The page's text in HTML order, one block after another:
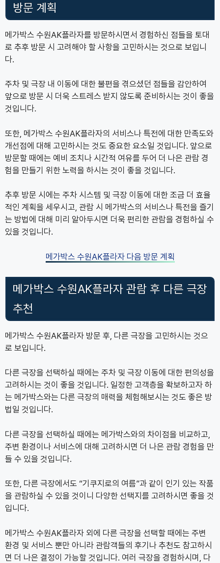
방문 계획
메가박스 수원AK플라자를 방문하시면서 경험하신 점들을 토대
로 추후 방문 시 고려해야 할 사항을 고민하시는 것으로 보입니
다.
주차 및 극장 내 이동에 대한 불편을 겪으셨던 점들을 감안하여
앞으로 방문 시 더욱 스트레스 받지 않도록 준비하시는 것이 좋을
것입니다.
또한, 메가박스 수원AK플라자의 서비스나 특전에 대한 만족도와
개선점에 대해 고민하시는 것도 중요한 요소일 것입니다. 앞으로
방문할 때에는 예비 조치나 시간적 여유를 두어 더 나은 관람 경
험을 만들기 위한 노력을 하시는 것이 좋을 것입니다.
추후 방문 시에는 주차 시스템 및 극장 이동에 대한 조금 더 효율
적인 계획을 세우시고, 관람 시 메가박스의 서비스나 특전을 즐기
는 방법에 대해 미리 알아두시면 더욱 편리한 관람을 경험하실 수
있을 것입니다.
메가박스 수원AK플라자 다음 방문 계획
메가박스 수원AK플라자 관람 후 다른 극장
추천
메가박스 수원AK플라자 방문 후, 다른 극장을 고민하시는 것으
로 보입니다.
다른 극장을 선택하실 때에는 주차 및 극장 이동에 대한 편의성을
고려하시는 것이 좋을 것입니다. 일정한 고객층을 확보하고자 하
는 메가박스와는 다른 극장의 매력을 체험해보시는 것도 좋은 방
법일 것입니다.
다른 극장을 선택하실 때에는 메가박스와의 차이점을 비교하고,
주변 환경이나 서비스에 대해 고려하시면 더 나은 관람 경험을 만
들 수 있을 것입니다.
또한, 다른 극장에서도 “기쿠지로의 여름”과 같이 인기 있는 작품
을 관람하실 수 있을 것이니 다양한 선택지를 고려하시면 좋을 것
입니다.
메가박스 수원AK플라자 외에 다른 극장을 선택할 때에는 주변
환경 및 서비스 뿐만 아니라 관람객들의 후기나 추천도 참고하시
면 더 나은 결정이 가능할 것입니다. 여러 극장을 경험하시며, 다